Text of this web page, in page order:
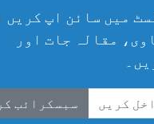
میں سائن اپ کریں
مقالہ جات اور
سبسکرائب